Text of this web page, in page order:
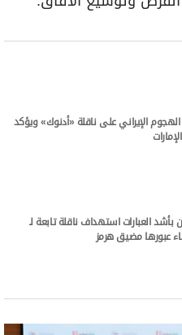
الهجوم الإيراني على ناقلة «أدنوك» ويؤكد
بأشد العبارات استهداف ناقلة تابعة لـ
عبورها مضيق هرمز